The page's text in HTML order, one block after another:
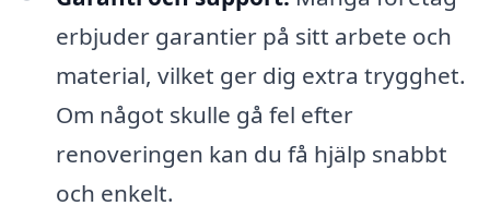
erbjuder garantier på sitt arbete och
material, vilket ger dig extra trygghet.
Om något skulle gå fel efter
renoveringen kan du få hjälp snabbt
och enkelt.